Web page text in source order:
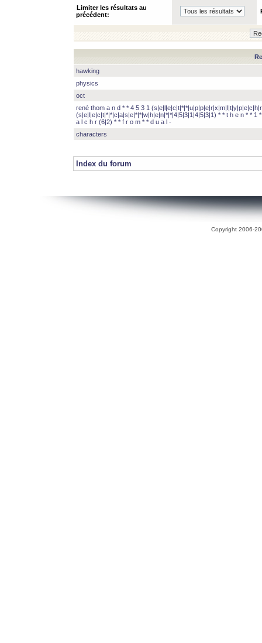
Limiter les résultats au
précédent:
hawking
physics
oct
rené thom a n d * * 4 5 3 1
(s|e|l|e|c|t|*|*|c|a|s|e|*|*|w|h|e|n|*|*|4|5|3|1|4|5|3|1) * * t h e n * * 1
a l c h r (6|2) * * f r o m * * d u a l -
characters
Index du forum
Copyright 2006-